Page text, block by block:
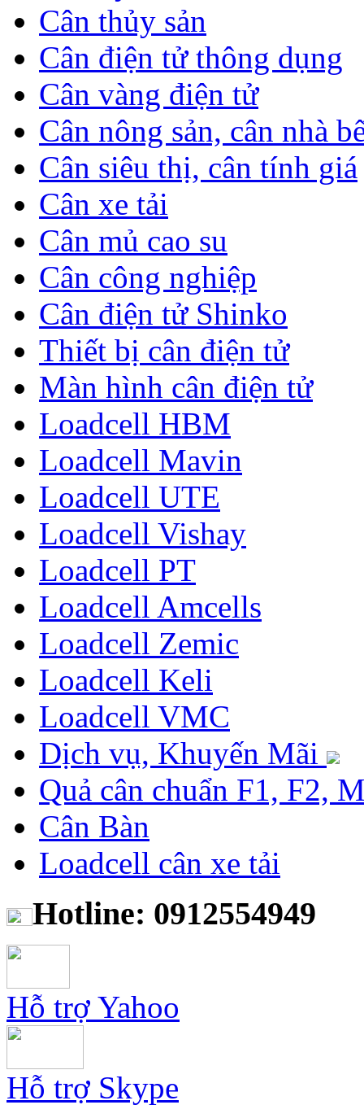
Cân thủy sản
Cân điện tử thông dụng
Cân vàng điện tử
Cân nông sản, cân nhà
Cân siêu thị, cân tính giá
Cân xe tải
Cân mủ cao su
Cân công nghiệp
Cân điện tử Shinko
Thiết bị cân điện tử
Màn hình cân điện tử
Loadcell HBM
Loadcell Mavin
Loadcell UTE
Loadcell Vishay
Loadcell PT
Loadcell Amcells
Loadcell Zemic
Loadcell Keli
Loadcell VMC
Dịch vụ, Khuyến Mãi
Quả cân chuẩn F1, F2,
Cân Bàn
Loadcell cân xe tải
Hotline: 0912554949
Hỗ trợ Yahoo
Hỗ trợ Skype